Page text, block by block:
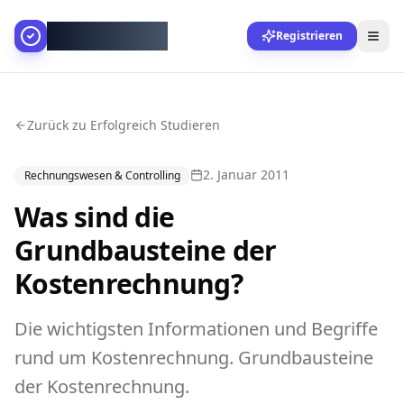
Registrieren
Zurück zu Erfolgreich Studieren
Rechnungswesen & Controlling 2. Januar 2011
Was sind die
Grundbausteine der
Kostenrechnung?
Die wichtigsten Informationen und Begriffe
rund um Kostenrechnung. Grundbausteine
der Kostenrechnung.